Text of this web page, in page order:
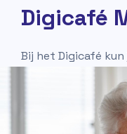
Digicafé
Bij het Digicafé
mobiele telefoon